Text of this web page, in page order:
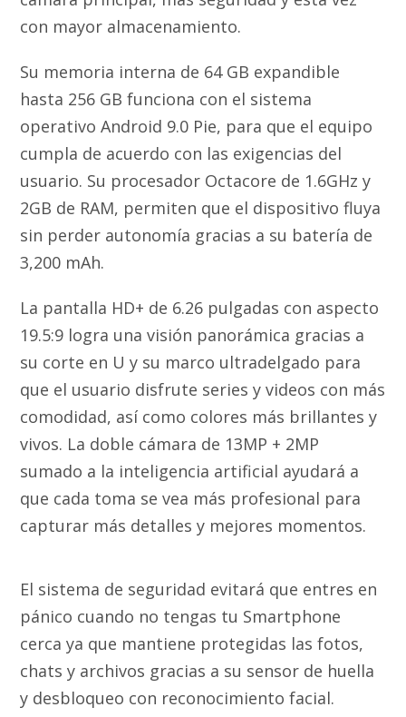
con mayor almacenamiento.
Su memoria interna de 64 GB expandible
hasta 256 GB funciona con el sistema
operativo Android 9.0 Pie, para que el equipo
cumpla de acuerdo con las exigencias del
usuario. Su procesador Octacore de 1.6GHz y
2GB de RAM, permiten que el dispositivo fluya
sin perder autonomía gracias a su batería de
3,200 mAh.
La pantalla HD+ de 6.26 pulgadas con aspecto
19.5:9 logra una visión panorámica gracias a
su corte en U y su marco ultradelgado para
que el usuario disfrute series y videos con más
comodidad, así como colores más brillantes y
vivos. La doble cámara de 13MP + 2MP
sumado a la inteligencia artificial ayudará a
que cada toma se vea más profesional para
capturar más detalles y mejores momentos.
El sistema de seguridad evitará que entres en
pánico cuando no tengas tu Smartphone
cerca ya que mantiene protegidas las fotos,
chats y archivos gracias a su sensor de huella
y desbloqueo con reconocimiento facial.